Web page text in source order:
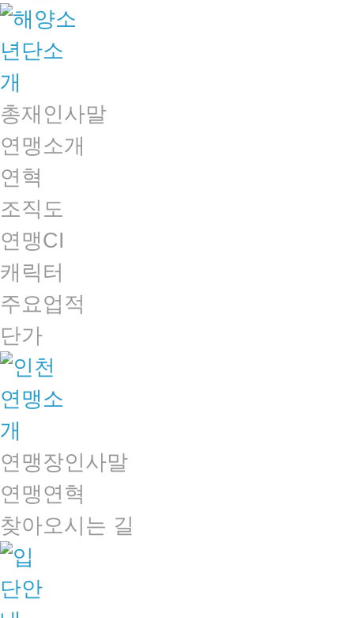
총재인사말
연맹소개
연혁
조직도
연맹CI
캐릭터
주요업적
단가
연맹장인사말
연맹연혁
찾아오시는 길